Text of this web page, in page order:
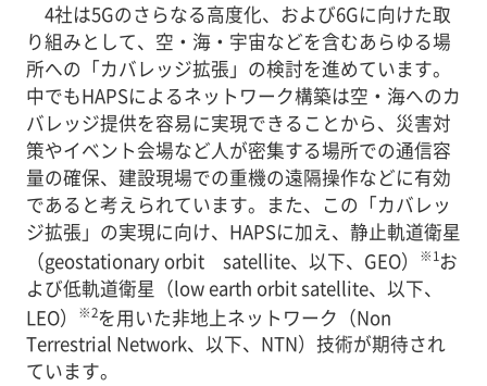
4社は5Gのさらなる高度化、および6Gに向けた取
り組みとして、空・海・宇宙などを含むあらゆる場
所への「カバレッジ拡張」の検討を進めています。
中でもHAPSによるネットワーク構築は空・海へのカ
バレッジ提供を容易に実現できることから、災害対
策やイベント会場など人が密集する場所での通信容
量の確保、建設現場での重機の遠隔操作などに有効
であると考えられています。また、この「カバレッ
ジ拡張」の実現に向け、HAPSに加え、静止軌道衛星
（geostationary orbit satellite、以下、GEO）
※1お
よび低軌道衛星（low earth orbit satellite、以下、
LEO）
※2を用いた非地上ネットワーク（Non
Terrestrial Network、以下、NTN）技術が期待され
ています。